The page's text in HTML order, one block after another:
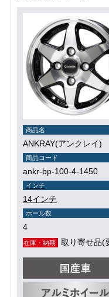
商品名
ANKRAY(アンクレイ)
商品コード
ankr-bp-100-4-1450
インチ
14インチ
ホール数
4
在庫・納期 取り寄せ品(